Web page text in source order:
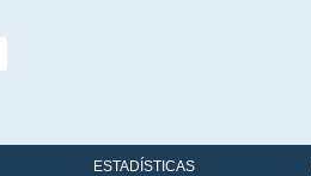
ESTADÍSTICAS